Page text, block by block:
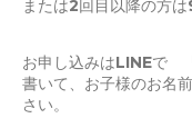
または2回目以降の方
お申し込みはLINEで
書いて、お子様のお名
さい。